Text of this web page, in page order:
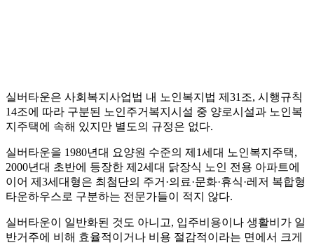
실버타운은 사회복지사업법 내 노인복지법 제31조, 시행규칙
14조에 따라 구분된 노인주거복지시설 중 양로시설과 노인복
지주택에 속해 있지만 별도의 규정은 없다.
실버타운을 1980년대 요양원 수준의 제1세대 노인복지주택,
2000년대 초반에 등장한 제2세대 닭장식 노인 전용 아파트에
이어 제3세대형은 최첨단의 주거·의료·문화·휴식·레저 복합형
타운하우스로 구분하는 전문가들이 적지 않다.
실버타운이 일반화된 것도 아니고, 입주비용이나 생활비가 일
반거주에 비해 효율적이거나 비용 절감적이라는 면에서 크게